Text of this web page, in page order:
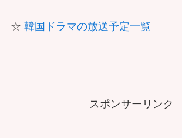
☆ 韓国ドラマの放送予定一覧
スポンサーリンク